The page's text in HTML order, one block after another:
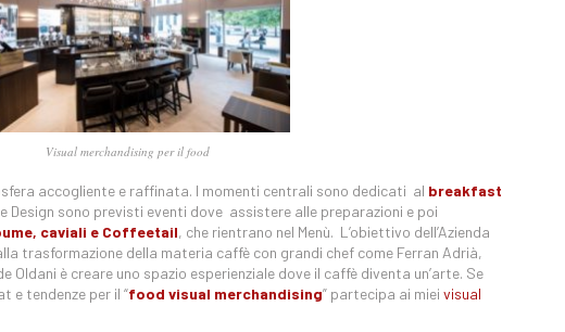
Visual merchandising per il food
accogliente e raffinata. I momenti centrali sono dedicati al breakfast
Design sono previsti eventi dove assistere alle preparazioni e poi
caviali e Coffeetail, che rientrano nel Menù. L’obiettivo dell’Azienda
trasformazione della materia caffè con grandi chef come Ferran Adrià,
Oldani è creare uno spazio esperienziale dove il caffè diventa un’arte. Se
e tendenze per il “food visual merchandising” partecipa ai miei visual